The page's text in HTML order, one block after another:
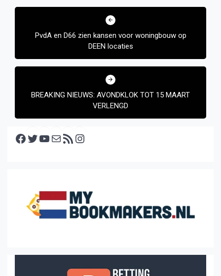
Bericht
PvdA en D66 zien kansen voor woningbouw op
DEEN locaties
BREAKING NIEUWS: AVONDKLOK TOT 15 MAART
VERLENGD
Facebook Twitter YouTube E-mail RSS feed